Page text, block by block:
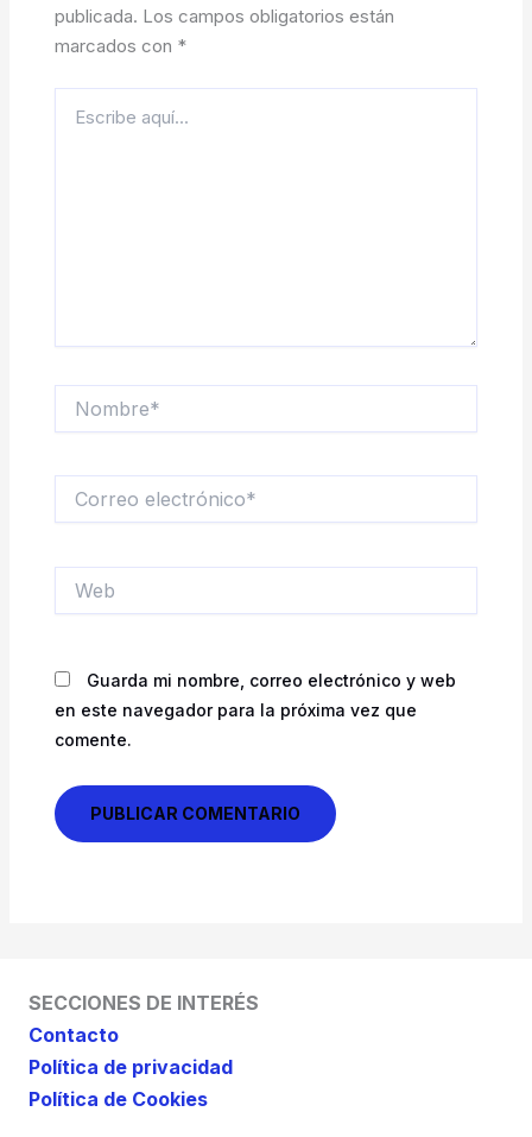
publicada. Los campos obligatorios están
marcados con *
aquí...
electrónico*
Guarda mi nombre, correo electrónico y web
en este navegador para la próxima vez que
comente.
SECCIONES DE INTERÉS
Contacto
Política de privacidad
Política de Cookies